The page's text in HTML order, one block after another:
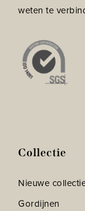
weten te
Collectie
Nieuwe
Gordijnen